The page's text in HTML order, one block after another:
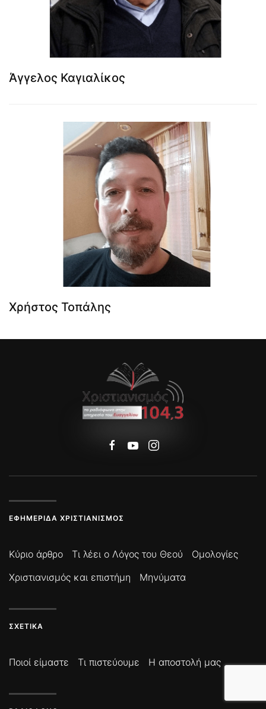
Άγγελος Καγιαλίκος
Χρήστος Τοπάλης
ΕΦΗΜΕΡΊΔΑ ΧΡΙΣΤΙΑΝΙΣΜΌΣ
Κύριο άρθρο Τι λέει ο Λόγος του Θεού
Ομολογίες
Χριστιανισμός και επιστήμη
Μηνύματα
ΣΧΕΤΙΚΆ
Ποιοί είμαστε Τι πιστεύουμε Η αποστολή μας